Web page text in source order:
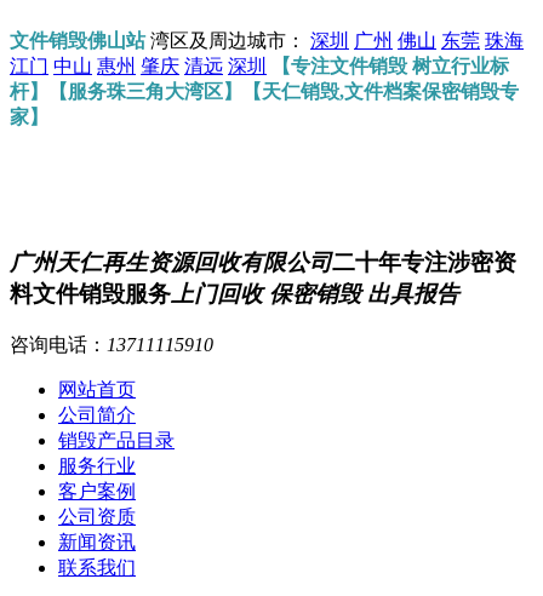
文件销毁佛山站湾区及周边城市： 深圳 广州 佛山 东莞 珠海
江门 中山 惠州 肇庆 清远 深圳
【专注文件销毁 树立行业标
杆】【服务珠三角大湾区】【天仁销毁,文件档案保密销毁专
家】
广州天仁再生资源回收有限公司二十年专注涉密资
料文件销毁服务 上门回收 保密销毁 出具报告
咨询电话： 13711115910
网站首页
公司简介
销毁产品目录
服务行业
客户案例
公司资质
新闻资讯
联系我们